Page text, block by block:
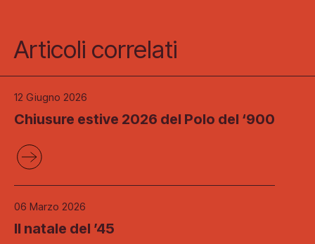
Articoli correlati
12 Giugno 2026
Chiusure estive 2026 del Polo del ‘900
06 Marzo 2026
Il natale del ’45